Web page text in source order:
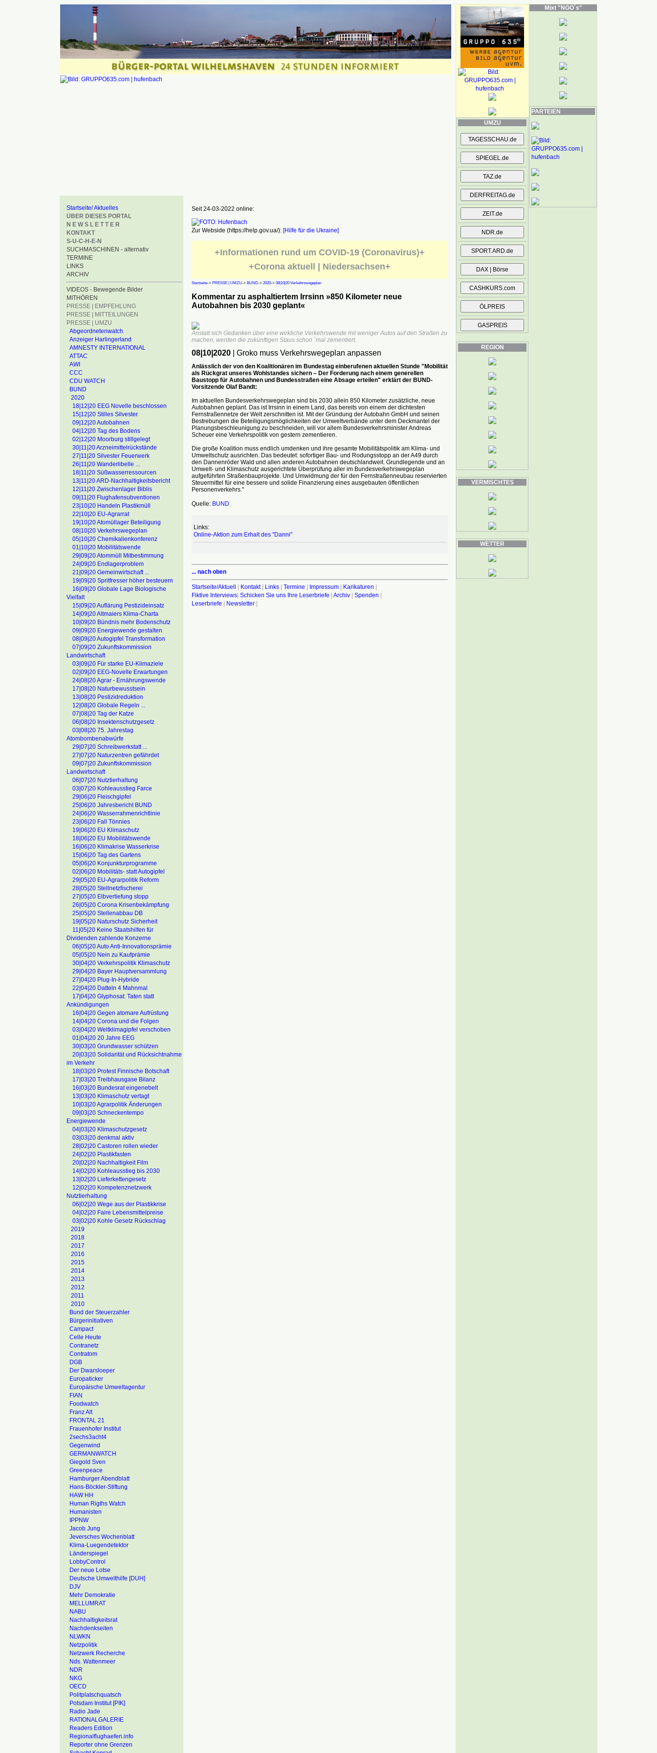
UMZU
REGION
VERMISCHTES
WETTER
Mixt "NGO´s"
PARTEIEN
Startseite/ Aktuelles
ÜBER DIESES PORTAL
N E W S L E T T E R
KONTAKT
S-U-C-H-E-N
SUCHMASCHINEN - alternativ
TERMINE
LINKS
ARCHIV
VIDEOS - Bewegende Bilder
MITHÖREN
PRESSE | EMPFEHLUNG
PRESSE | MITTEILUNGEN
PRESSE | UMZU
Abgeordnetenwatch
Anzeiger Harlingerland
AMNESTY INTERNATIONAL
ATTAC
AWI
CCC
CDU WATCH
BUND
2020
18|12|20 EEG Novelle beschlossen
15|12|20 Stilles Silvester
09|12|20 Autobahnen
04|12|20 Tag des Bodens
02|12|20 Moorburg stillgelegt
30|11|20 Arzneimittelrückstände
27|11|20 Silvester Feuerwerk
26|11|20 Wanderlibelle ...
18|11|20 Süßwasserressourcen
13|11|20 ARD-Nachhaltigkeitsbericht
12|11|20 Zwischenlager Biblis
09|11|20 Flughafensubventionen
23|10|20 Handeln Plastikmüll
22|10|20 EU-Agrarrat
19|10|20 Atomüllager Beteiligung
08|10|20 Verkehrswegeplan
05|10|20 Chemikalienkonferenz
01|10|20 Mobilitätswende
29|09|20 Atommüll Mitbestimmung
24|09|20 Endlagerproblem
21|09|20 Gemeinwirtschaft ...
19|09|20 Spritfresser höher besteuern
16|09|20 Globale Lage Biologische
Vielfalt
15|09|20 Auflärung Pestizideinsatz
14|09|20 Altmaiers Klima-Charta
10|09|20 Bündnis mehr Bodenschutz
09|09|20 Energiewende gestalten
08|09|20 Autogipfel Transformation
07|09|20 Zukunftskommission
Landwirtschaft
03|09|20 Für starke EU-Klimaziele
02|09|20 EEG-Novelle Erwartungen
24|08|20 Agrar - Ernährungswende
17|08|20 Naturbewusstsein
13|08|20 Pestizidreduktion
12|08|20 Globale Regeln ...
07|08|20 Tag der Katze
06|08|20 Insektenschutzgesetz
03|08|20 75. Jahrestag
Atombombenabwürfe
29|07|20 Schreibwerkstatt ...
27|07|20 Naturzentren gefährdet
09|07|20 Zukunftskommission
Landwirtschaft
06|07|20 Nutztierhaltung
03|07|20 Kohleausstieg Farce
29|06|20 Fleischgipfel
25|06|20 Jahresbericht BUND
24|06|20 Wasserrahmenrichtlinie
23|06|20 Fall Tönnies
19|06|20 EU Klimaschutz
18|06|20 EU Mobilitätswende
16|06|20 Klimakrise Wasserkrise
15|06|20 Tag des Gartens
05|06|20 Konjunkturprogramme
02|06|20 Mobilitäts- statt Autogipfel
29|05|20 EU-Agrarpolitik Reform
28|05|20 Stellnetzfischerei
27|05|20 Elbvertiefung stopp
26|05|20 Corona Krisenbekämpfung
25|05|20 Stellenabbau DB
19|05|20 Naturschutz Sicherheit
11|05|20 Keine Staatshilfen für
Dividenden zahlende Konzerne
06|05|20 Auto Anti-Innovationsprämie
05|05|20 Nein zu Kaufprämie
30|04|20 Verkehrspolitik Klimaschutz
29|04|20 Bayer Hauptversammlung
27|04|20 Plug-In-Hybride
22|04|20 Datteln 4 Mahnmal
17|04|20 Glyphosat: Taten statt
Ankündigungen
16|04|20 Gegen atomare Aufrüstung
14|04|20 Corona und die Folgen
03|04|20 Weltklimagipfel verschoben
01|04|20 20 Jahre EEG
30|03|20 Grundwasser schützen
20|03|20 Solidarität und Rücksichtnahme
im Verkehr
18|03|20 Protest Finnische Botschaft
17|03|20 Treibhausgase Bilanz
16|03|20 Bundesrat eingenebelt
13|03|20 Klimaschutz vertagt
10|03|20 Agrarpolitik Änderungen
09|03|20 Schneckentempo
Energiewende
04|03|20 Klimaschutzgesetz
03|03|20 denkmal aktiv
28|02|20 Castoren rollen wieder
24|02|20 Plastikfasten
20|02|20 Nachhaltigkeit Film
14|02|20 Kohleausstieg bis 2030
13|02|20 Lieferkettengesetz
12|02|20 Kompetenznetzwerk
Nutztierhaltung
06|02|20 Wege aus der Plastikkrise
04|02|20 Faire Lebensmittelpreise
03|02|20 Kohle Gesetz Rückschlag
2019
2018
2017
2016
2015
2014
2013
2012
2011
2010
Bund der Steuerzahler
Bürgerinitiativen
Campact
Celle Heute
Contranetz
Contratom
DGB
Der Dwarsloeper
Europaticker
Europäische Umweltagentur
FIAN
Foodwatch
Franz Alt
FRONTAL 21
Frauenhofer Institut
2sechs3acht4
Gegenwind
GERMANWATCH
Giegold Sven
Greenpeace
Hamburger Abendblatt
Hans-Böckler-Stiftung
HAW HH
Human Rigths Watch
Humanisten
IPPNW
Jacob Jung
Jeversches Wochenblatt
Klima-Luegendetektor
Länderspiegel
LobbyControl
Der neue Lotse
Deutsche Umwelthilfe [DUH]
DJV
Mehr Demokratie
MELLUMRAT
NABU
Nachhaltigkeitsrat
Nachdenkseiten
NLWKN
Netzpolitik
Netzwerk Recherche
Nds. Wattenmeer
NDR
NKG
OECD
Politplatschquatsch
Potsdam Institut [PIK]
Radio Jade
RATIONALGALERIE
Readers Edition
Regionalflughaefen.info
Reporter ohne Grenzen
Seit 24-03-2022 online:
Zur Webside (https://help.gov.ua/): [Hilfe für die Ukraine]
+Informationen rund um COVID-19 (Coronavirus)+
+Corona aktuell | Niedersachsen+
Startseite-> PRESSE | UMZU-> BUND-> 2020-> 08|10|20 Verkehrswegeplan
Kommentar zu asphaltiertem Irrsinn »850 Kilometer neue
Autobahnen bis 2030 geplant«
Anstatt sich Gedanken über eine wirkliche Verkehrswende mit weniger Autos auf den Straßen zu
machen, werden die zukünftigen Staus schon ´mal zementiert.
08|10|2020| Groko muss Verkehrswegeplan anpassen
Anlässlich der von den Koalitionären im Bundestag einberufenen aktuellen Stunde "Mobilität
als Rückgrat unseres Wohlstandes sichern – Der Forderung nach einem generellen
Baustopp für Autobahnen und Bundesstraßen eine Absage erteilen" erklärt der BUND-
Vorsitzende Olaf Bandt:
Im aktuellen Bundesverkehrswegeplan sind bis 2030 allein 850 Kilometer zusätzliche, neue
Autobahnen geplant. Das ist Irrsinn in einem Land, das bereits von einem der dichtesten
Fernstraßennetze der Welt zerschnitten ist. Mit der Gründung der Autobahn GmbH und seinen
Bestrebungen die Beteiligungsmöglichkeiten der Umweltverbände unter dem Deckmantel der
Planungsbeschleunigung zu beschneiden, will vor allem Bundesverkehrsminister Andreas
Scheuer eine Verkehrspolitik von gestern zementieren.
Die große Koalition muss endlich umdenken und ihre gesamte Mobilitätspolitik am Klima- und
Umweltschutz ausrichten. Das bedeutet: sofortiger Bau- und Rodungsstopp an der A49 durch
den Dannenröder Wald und allen anderen Autobahnen deutschlandweit. Grundlegende und an
Umwelt- und Klimaschutz ausgerichtete Überprüfung aller im Bundesverkehrswegeplan
aufgeführten Straßenbauprojekte. Und Umwidmung der für den Fernstraßenneubau reservierten
Steuermittel für eine bessere und solide Finanzierung eines ausgebauten öffentlichen
Personenverkehrs."
Quelle: BUND
Links:
Online-Aktion zum Erhalt des "Danni"
... nach oben
Startseite/Aktuell | Kontakt| Links| Termine | Impressum| Karikaturen |
Fiktive Interviews| Schicken Sie uns Ihre Leserbriefe | Archiv| Spenden |
Leserbriefe | Newsletter|